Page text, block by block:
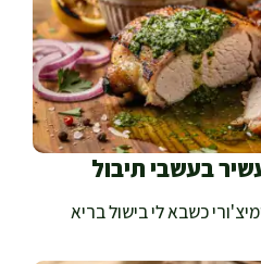
בעשבי תיבול
כשבא לי בישול בריא